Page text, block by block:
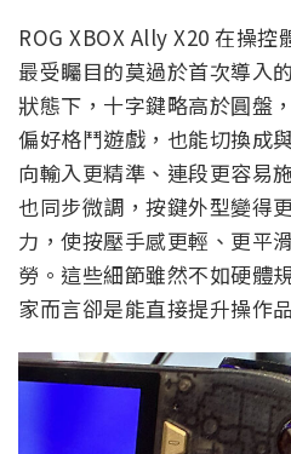
ROG XBOX Ally X20 在操控
最受矚目的莫過於首次導入
狀態下，十字鍵略高於圓盤
偏好格鬥遊戲，也能切換成
向輸入更精準、連段更容易
也同步微調，按鍵外型變得
力，使按壓手感更輕、更平
勞。這些細節雖然不如硬體
家而言卻是能直接提升操作